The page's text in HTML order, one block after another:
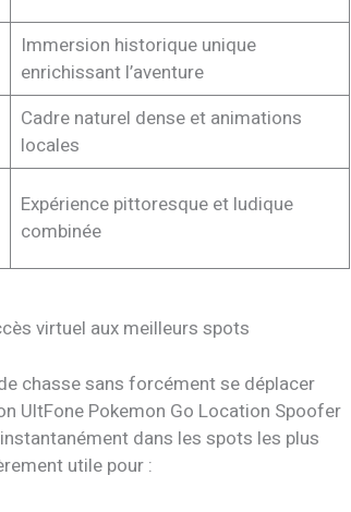
Immersion historique unique
enrichissant l’aventure
Cadre naturel dense et animations
locales
Expérience pittoresque et ludique
combinée
virtuel aux meilleurs spots
chasse sans forcément se déplacer
UltFone Pokemon Go Location Spoofer
dans les spots les plus
utile pour :